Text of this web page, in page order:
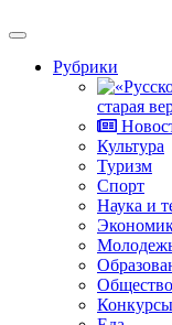
Рубрики
старая
Культура
Туризм
Спорт
Наука и
Общество
Конкурсы